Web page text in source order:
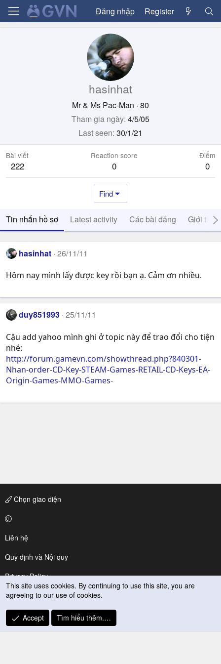
Đăng nhập Register
hasinhat
Mr & Ms Pac-Man · 80
Tham gia ngày 4/5/05
Last seen 30/1/21
Bài viết
222
Reaction score
0
Điểm
0
Find
Tin nhắn hồ sơ Latest activity Các bài đăng Giới thiệu
hasinhat 26/11/11
Hôm nay mình lấy được key rồi bạn ạ. Cảm ơn nhiều.
duy851993 25/11/11
Cậu add yahoo mình ghi ở topic này để trao đổi cho tiện
nhé:
http://forum.gamevn.com/showthread.php?840301-
Nhan-order-CD-Key-STEAM-Games-RETAIL-CD-Keys-EA-
Origin-Games-MMO-Games-
Chọn giao diện
Liên hệ
Quy định và Nội quy
Privacy Policy
Trợ giúp
R
S
This site uses cookies. By continuing to use this site, you are
agreeing to our use of cookies.
Accept Tìm hiểu thêm.…